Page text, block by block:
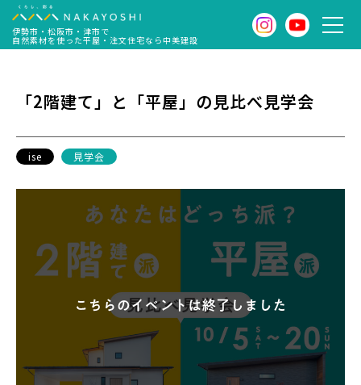
伊勢市・松阪市・津市で
自然素材を使った平屋・注文住宅なら中美建設
「2階建て」と「平屋」の見比べ見学会
ise 見学会